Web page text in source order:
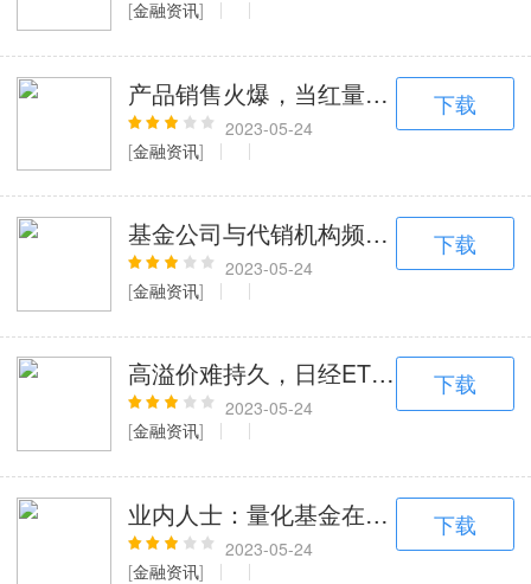
[金融资讯]
产品销售火爆，当红量化私募成“香饽
2023-05-24
[金融资讯]
下载
基金公司与代销机构频频分手
2023-05-24
[金融资讯]
下载
高溢价难持久，日经ETF坐上过山车
2023-05-24
[金融资讯]
下载
业内人士：量化基金在业绩、策略运
2023-05-24
[金融资讯]
下载